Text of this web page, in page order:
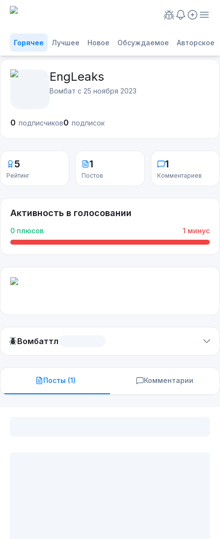
Горячее Лучшее Новое Обсуждаемое Авторское
EngLeaks
Вомбат с 25 ноября 2023
0 подписчиков0 подписок
5
Рейтинг
1
Постов
1
Комментариев
Активность в голосовании
0 плюсов 1 минус
🪲Вомбаттл
Посты (1) Комментарии